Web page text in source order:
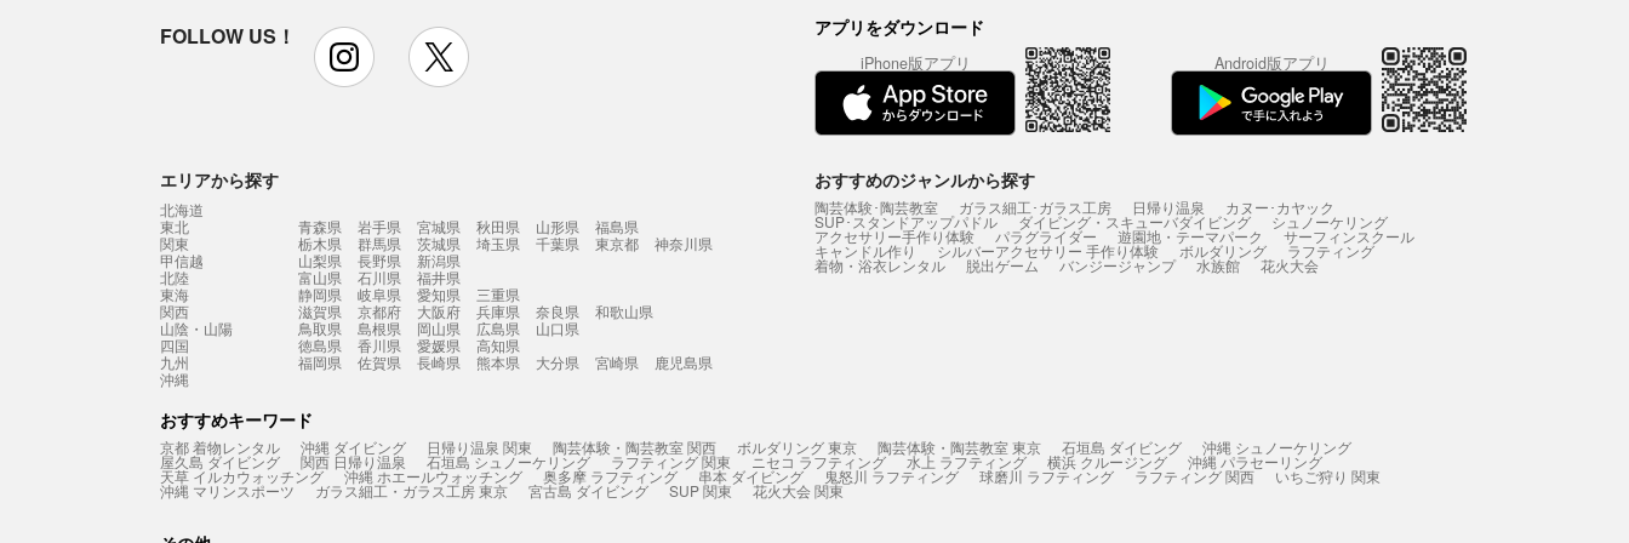
FOLLOW US！ instagram アプリをダウンロード
iPhone版アプリ Android版アプリ
エリアから探す
北海道
東北
青森県 岩手県 宮城県 秋田県 山形県
福島県
関東
栃木県 群馬県 茨城県 埼玉県 千葉県 東京都
神奈川県
甲信越
山梨県 長野県
新潟県
北陸
富山県 石川県
福井県
東海
静岡県 岐阜県 愛知県
三重県
関西
滋賀県 京都府 大阪府 兵庫県 奈良県
和歌山県
山陰・山陽
鳥取県 島根県 岡山県 広島県
山口県
四国
徳島県 香川県 愛媛県
高知県
九州
福岡県 佐賀県 長崎県 熊本県 大分県 宮崎県
鹿児島県
沖縄
おすすめのジャンルから探す
陶芸体験･陶芸教室 ガラス細工･ガラス工房 日帰り温泉 カヌー･カヤック
SUP･スタンドアップパドル ダイビング・スキューバダイビング シュノーケリング
アクセサリー手作り体験 パラグライダー 遊園地・テーマパーク サーフィンスクール
キャンドル作り シルバーアクセサリー 手作り体験 ボルダリング ラフティング
着物・浴衣レンタル 脱出ゲーム バンジージャンプ 水族館 花火大会
おすすめキーワード
京都 着物レンタル 沖縄 ダイビング 日帰り温泉 関東 陶芸体験・陶芸教室 関西 ボルダリング 東京 陶芸体験・陶芸教室 東京 石垣島 ダイビング 沖縄 シュノーケリング
屋久島 ダイビング 関西 日帰り温泉 石垣島 シュノーケリング ラフティング 関東 ニセコ ラフティング 水上 ラフティング 横浜 クルージング 沖縄 パラセーリング
天草 イルカウォッチング 沖縄 ホエールウォッチング 奥多摩 ラフティング 串本 ダイビング 鬼怒川 ラフティング 球磨川 ラフティング ラフティング 関西 いちご狩り 関東
沖縄 マリンスポーツ ガラス細工・ガラス工房 東京 宮古島 ダイビング SUP 関東 花火大会 関東